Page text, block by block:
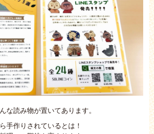
な読み物が置いてあります。
手作りされているとは！